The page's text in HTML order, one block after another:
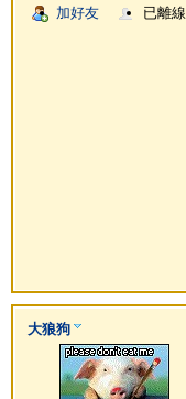
加好友
已離線
大狼狗